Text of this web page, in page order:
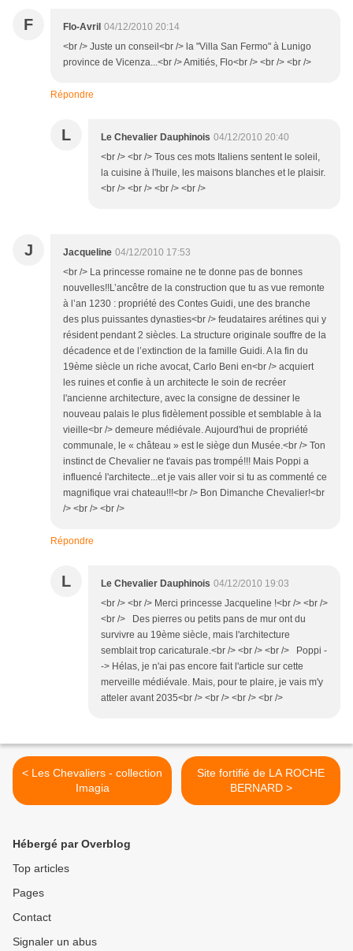
F Flo-Avril 04/12/2010 20:14
<br /> Juste un conseil<br /> la "Villa San Fermo" à Lunigo
province de Vicenza...<br /> Amitiés, Flo<br /> <br /> <br />
Répondre
L Le Chevalier Dauphinois 04/12/2010 20:40
<br /> <br /> Tous ces mots Italiens sentent le soleil,
la cuisine à l'huile, les maisons blanches et le plaisir.
<br /> <br /> <br /> <br />
J Jacqueline 04/12/2010 17:53
<br /> La princesse romaine ne te donne pas de bonnes
nouvelles!!L’ancêtre de la construction que tu as vue remonte
à l’an 1230 : propriété des Contes Guidi, une des branche
des plus puissantes dynasties<br /> feudataires arétines qui y
résident pendant 2 siècles. La structure originale souffre de la
décadence et de l’extinction de la famille Guidi. A la fin du
19ème siècle un riche avocat, Carlo Beni en<br /> acquiert
les ruines et confie à un architecte le soin de recréer
l'ancienne architecture, avec la consigne de dessiner le
nouveau palais le plus fidèlement possible et semblable à la
vieille<br /> demeure médiévale. Aujourd'hui de propriété
communale, le « château » est le siège dun Musée.<br /> Ton
instinct de Chevalier ne t'avais pas trompé!!! Mais Poppi a
influencé l'architecte...et je vais aller voir si tu as commenté ce
magnifique vrai chateau!!!<br /> Bon Dimanche Chevalier!<br
/> <br /> <br />
Répondre
L Le Chevalier Dauphinois 04/12/2010 19:03
<br /> <br /> Merci princesse Jacqueline !<br /> <br />
<br /> Des pierres ou petits pans de mur ont du
survivre au 19ème siècle, mais l'architecture
semblait trop caricaturale.<br /> <br /> <br /> Poppi -
-> Hélas, je n'ai pas encore fait l'article sur cette
merveille médiévale. Mais, pour te plaire, je vais m'y
atteler avant 2035<br /> <br /> <br /> <br />
< Les Chevaliers - collection
Imagia
Site fortifié de LA ROCHE
BERNARD >
Hébergé par Overblog
Top articles
Pages
Contact
Signaler un abus